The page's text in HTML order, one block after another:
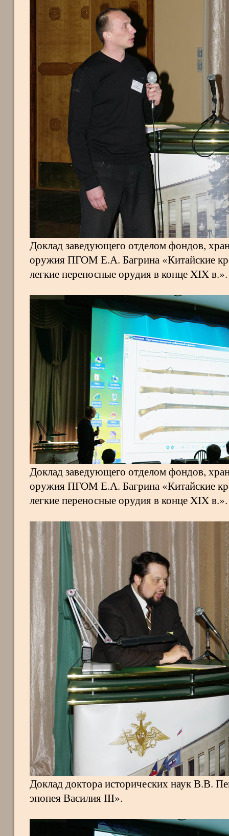
Доклад заведующего отделом фондов,
оружия ПГОМ Е.А. Багрина «Китайские
легкие переносные орудия в конце XIX в.».
Доклад заведующего отделом фондов,
оружия ПГОМ Е.А. Багрина «Китайские
легкие переносные орудия в конце XIX в.».
Доклад доктора исторических наук В.В.
эпопея Василия III».